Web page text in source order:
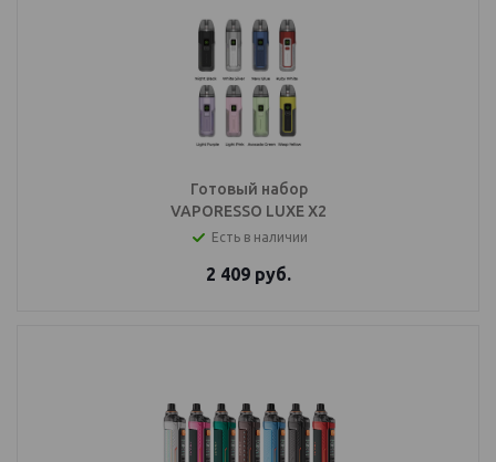
Готовый набор
VAPORESSO LUXE X2
Есть в наличии
2 409 руб.